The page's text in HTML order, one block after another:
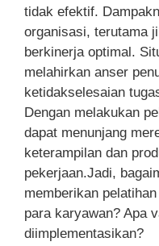
tidak efektif.
organisasi, terutama
berkinerja optimal.
melahirkan anser
ketidakselesaian
Dengan melakukan
dapat menunjang
keterampilan dan
pekerjaan.Jadi,
memberikan
para karyawan? Apa
diimplementasikan?